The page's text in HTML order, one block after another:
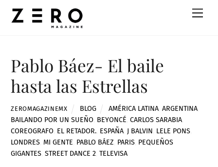
Pablo Báez- El baile
hasta las Estrellas
ZEROMAGAZINEMX BLOG AMÉRICA LATINA ,ARGENTINA
BAILANDO POR UN SUEÑO BEYONCÉ ,CARLOS SARABIA
COREOGRAFO EL RETADOR. ESPAÑA J BALVIN LELE PONS
LONDRES MI GENTE PABLO BÁEZ PARIS PEQUEÑOS
GIGANTES ,STREET DANCE 2 ,TELEVISA